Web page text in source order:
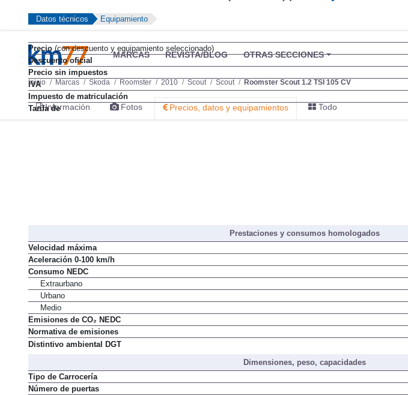
MARCAS REVISTA/BLOG OTRAS SECCIONES
Inicio Marcas Skoda Roomster 2010 Scout Scout Roomster Scout 1.2 TSI 105 CV
Información Fotos Precios, datos y equipamientos Todo
Datos técnicos Equipamiento
Precio(con descuento y equipamiento seleccionado)
Descuento oficial
Precio sin impuestos
IVA
Impuesto de matriculación
Tarifa de
Prestaciones y consumos homologados
Velocidad máxima
Aceleración 0-100 km/h
Consumo NEDC
Extraurbano
Urbano
Medio
Emisiones de CO₂ NEDC
Normativa de emisiones
Distintivo ambiental DGT
Dimensiones, peso, capacidades
Tipo de Carrocería
Número de puertas